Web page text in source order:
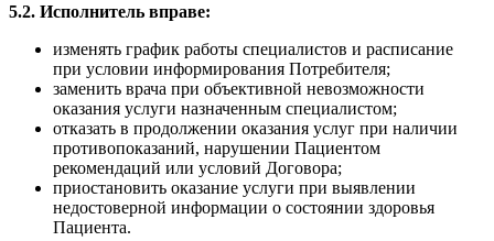
5.2. Исполнитель вправе:
изменять график работы специалистов и расписание
при условии информирования Потребителя;
заменить врача при объективной невозможности
оказания услуги назначенным специалистом;
отказать в продолжении оказания услуг при наличии
противопоказаний, нарушении Пациентом
рекомендаций или условий Договора;
приостановить оказание услуги при выявлении
недостоверной информации о состоянии здоровья
Пациента.